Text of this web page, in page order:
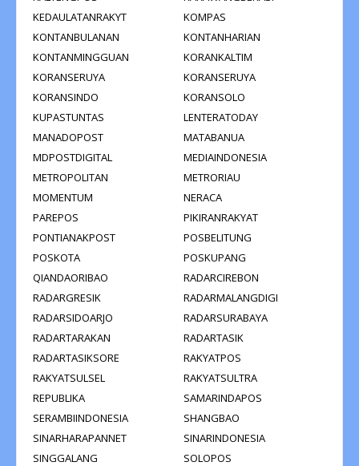
KEDAULATANRAKYT
KOMPAS
KONTANBULANAN
KONTANHARIAN
KONTANMINGGUAN
KORANKALTIM
KORANSERUYA
KORANSERUYA
KORANSINDO
KORANSOLO
KUPASTUNTAS
LENTERATODAY
MANADOPOST
MATABANUA
MDPOSTDIGITAL
MEDIAINDONESIA
METROPOLITAN
METRORIAU
MOMENTUM
NERACA
PAREPOS
PIKIRANRAKYAT
PONTIANAKPOST
POSBELITUNG
POSKOTA
POSKUPANG
QIANDAORIBAO
RADARCIREBON
RADARGRESIK
RADARMALANGDIGI
RADARSIDOARJO
RADARSURABAYA
RADARTARAKAN
RADARTASIK
RADARTASIKSORE
RAKYATPOS
RAKYATSULSEL
RAKYATSULTRA
REPUBLIKA
SAMARINDAPOS
SERAMBIINDONESIA
SHANGBAO
SINARHARAPANNET
SINARINDONESIA
SINGGALANG
SOLOPOS